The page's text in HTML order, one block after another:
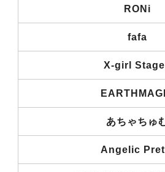
RONi
fafa
X-girl
あちゃちゅ
Angelic